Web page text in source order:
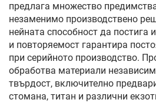
предлага множество
незаменимо производствено
нейната способност да постига
и повторяемост гарантира
при серийното производство.
обработва материали
твърдост, включително
стомана, титан и различни